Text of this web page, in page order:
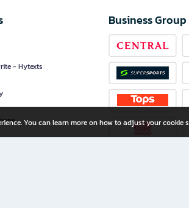
- Hytexts
Business Group
You can learn more on how to adjust your cookie